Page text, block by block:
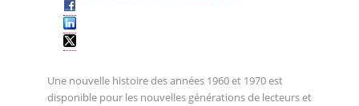
Une nouvelle histoire des années 1960 et 1970 est
disponible pour les nouvelles générations de lecteurs et